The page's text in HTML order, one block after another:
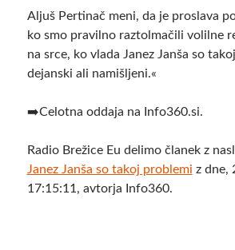
Aljuš Pertinač meni, da je proslava
ko smo pravilno raztolmačili volilne
na srce, ko vlada Janez Janša so
dejanski ali namišljeni.«
➡️Celotna oddaja na Info360.si.
Radio Brežice Eu delimo članek z
Janez Janša so takoj problemi z dne,
17:15:11, avtorja Info360.